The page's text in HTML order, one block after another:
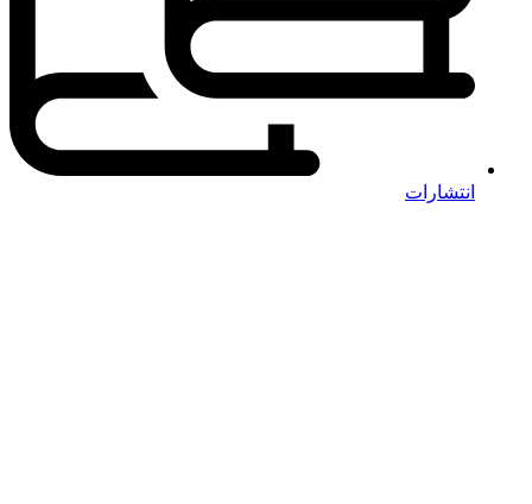
انتشارات